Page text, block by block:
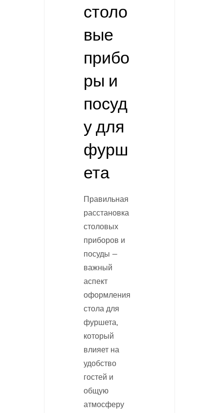
столо
вые
прибо
ры и
посуд
у для
фурш
ета
Правильная
расстановка
столовых
приборов и
посуды —
важный
аспект
оформления
стола для
фуршета,
который
влияет на
удобство
гостей и
общую
атмосферу